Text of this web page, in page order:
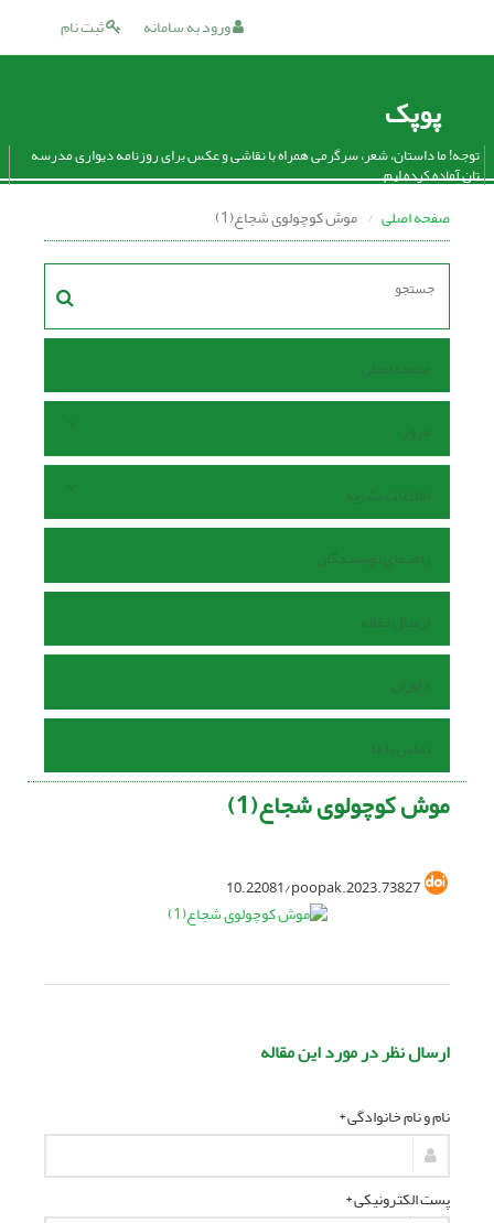
ثبت نام ورود به سامانه
پوپک
توجه! ما داستان، شعر، سرگرمی همراه با نقاشی و عکس برای روزنامه دیواری مدرسه
تان آماده کرده ایم.
صفحه اصلی موش کوچولوی شجاع(1)
صفحه اصلی
مرور
اطلاعات نشریه
راهنمای نویسندگان
ارسال مقاله
داوران
تماس با ما
موش کوچولوی شجاع(1)
10.22081/poopak.2023.73827
ارسال نظر در مورد این مقاله
نام و نام خانوادگی *
پست الکترونیکی *